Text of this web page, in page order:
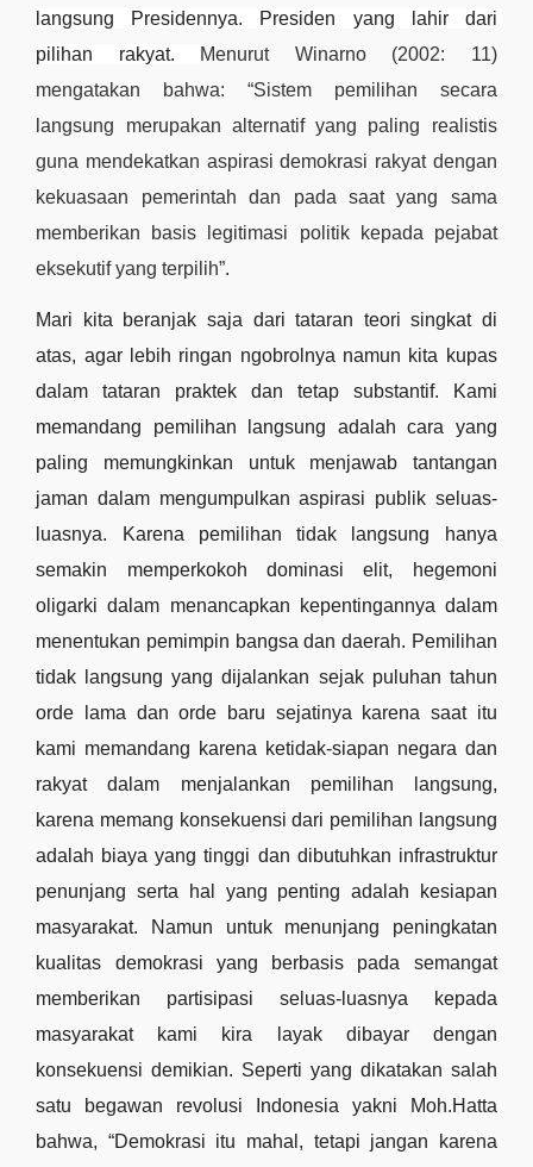
langsung Presidennya. Presiden yang lahir dari
pilihan rakyat.
Menurut Winarno (2002: 11)
mengatakan bahwa: “Sistem pemilihan secara
langsung merupakan alternatif yang paling realistis
guna mendekatkan aspirasi demokrasi rakyat dengan
kekuasaan pemerintah dan pada saat yang sama
memberikan basis legitimasi politik kepada pejabat
eksekutif yang terpilih”.
Mari kita beranjak saja dari tataran teori singkat di
atas, agar lebih ringan ngobrolnya namun kita kupas
dalam tataran praktek dan tetap substantif. Kami
memandang pemilihan langsung adalah cara yang
paling memungkinkan untuk menjawab tantangan
jaman dalam mengumpulkan aspirasi publik seluas-
luasnya. Karena pemilihan tidak langsung hanya
semakin memperkokoh dominasi elit, hegemoni
oligarki dalam menancapkan kepentingannya dalam
menentukan pemimpin bangsa dan daerah. Pemilihan
tidak langsung yang dijalankan sejak puluhan tahun
orde lama dan orde baru sejatinya karena saat itu
kami memandang karena ketidak-siapan negara dan
rakyat dalam menjalankan pemilihan langsung,
karena memang konsekuensi dari pemilihan langsung
adalah biaya yang tinggi dan dibutuhkan infrastruktur
penunjang serta hal yang penting adalah kesiapan
masyarakat. Namun untuk menunjang peningkatan
kualitas demokrasi yang berbasis pada semangat
memberikan partisipasi seluas-luasnya kepada
masyarakat kami kira layak dibayar dengan
konsekuensi demikian. Seperti yang dikatakan salah
satu begawan revolusi Indonesia yakni Moh.Hatta
bahwa, “Demokrasi itu mahal, tetapi jangan karena